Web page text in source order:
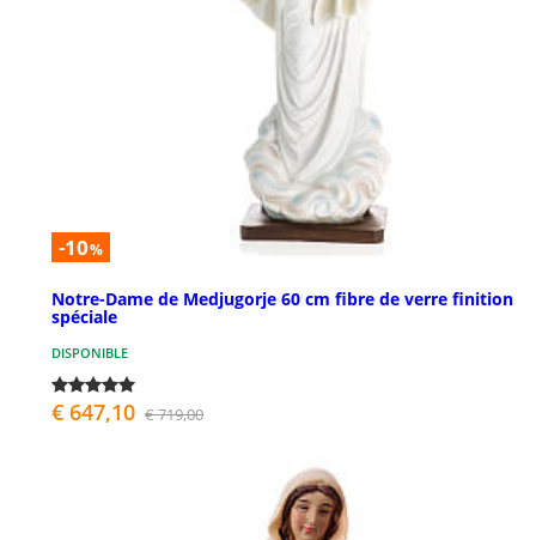
-10%
Notre-Dame de Medjugorje 60 cm fibre de verre finition
spéciale
DISPONIBLE
€ 647,10 € 719,00